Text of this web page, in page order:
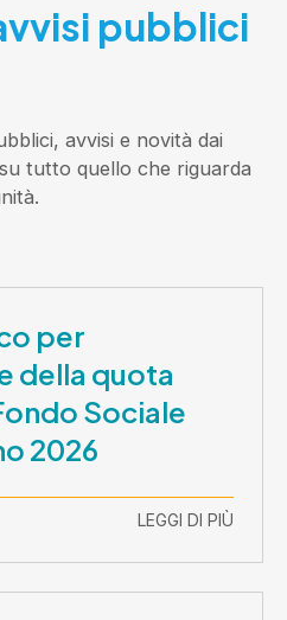
pubblici
avvisi e novità dai
tutto quello che riguarda
per
della quota
Sociale
2026
LEGGI DI PIÙ